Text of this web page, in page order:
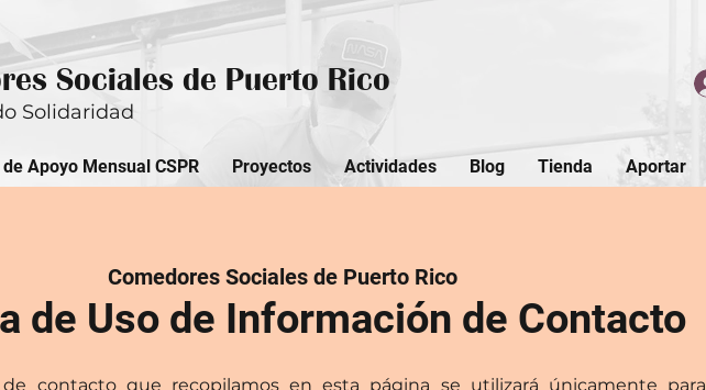
Sociales de Puerto Rico
Solidaridad
Apoyo Mensual CSPR Proyectos Actividades Blog Tienda Aportar
Comedores Sociales de Puerto Rico
de Uso de Información de Contacto
contacto que recopilamos en esta página se utilizará únicamente para